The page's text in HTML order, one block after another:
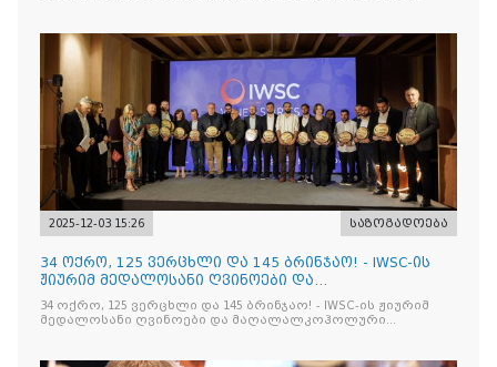
2025-12-03 15:26 საზოგადოება
34 ოქრო, 125 ვერცხლი და 145 ბრინჯაო! - IWSC-ის
ჟიურიმ მედალოსანი ღვინოები და
მაღალალკოჰოლური სასმელე
34 ოქრო, 125 ვერცხლი და 145 ბრინჯაო! - IWSC-ის ჟიურიმ
მედალოსანი ღვინოები და მაღალალკოჰოლური